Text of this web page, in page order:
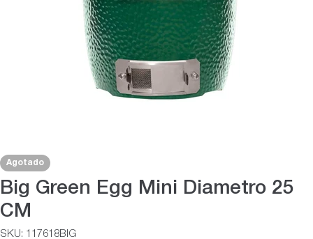
medios 0 en modal
Agotado
Big Green Egg Mini Diametro 25
CM
SKU: 117618BIG